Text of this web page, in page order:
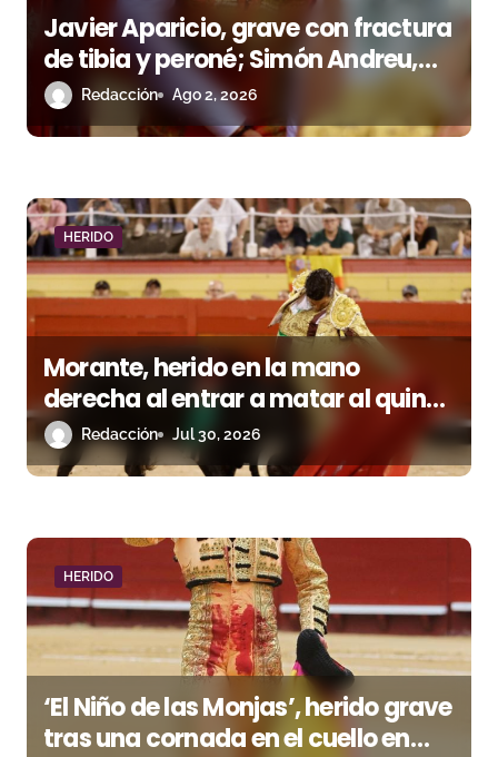
n
r
d
a
s
Javier Aparicio, grave con fractura
de tibia y peroné; Simón Andreu,
con una luxación de codo en
Villafranca
Redacción Ago 2, 2026
HERIDO
Morante, herido en la mano
derecha al entrar a matar al quinto
en Palma
Redacción Jul 30, 2026
HERIDO
‘El Niño de las Monjas’, herido grave
tras una cornada en el cuello en